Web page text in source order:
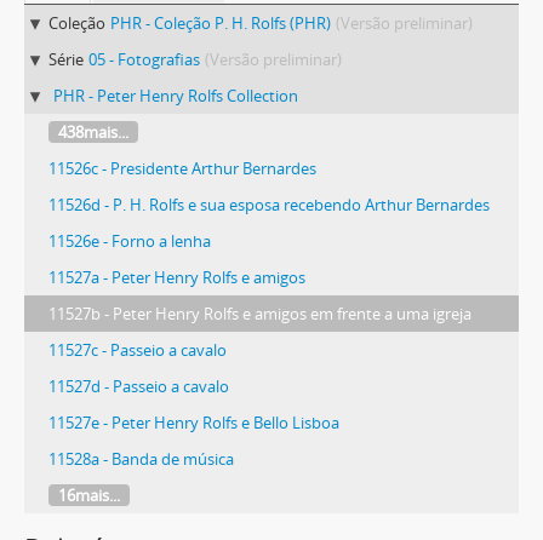
Coleção PHR - Coleção P. H. Rolfs (PHR) (Versão preliminar)
Série 05 - Fotografias (Versão preliminar)
PHR - Peter Henry Rolfs Collection
438mais...
11526c - Presidente Arthur Bernardes
11526d - P. H. Rolfs e sua esposa recebendo Arthur Bernardes
11526e - Forno a lenha
11527a - Peter Henry Rolfs e amigos
11527b - Peter Henry Rolfs e amigos em frente a uma igreja
11527c - Passeio a cavalo
11527d - Passeio a cavalo
11527e - Peter Henry Rolfs e Bello Lisboa
11528a - Banda de música
16mais...